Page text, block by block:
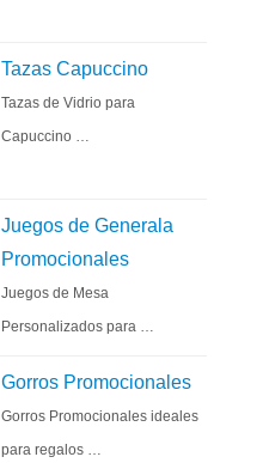
Tazas Capuccino
Tazas de Vidrio para
Capuccino …
Juegos de Generala
Promocionales
Juegos de Mesa
Personalizados para …
Gorros Promocionales
Gorros Promocionales ideales
para regalos …